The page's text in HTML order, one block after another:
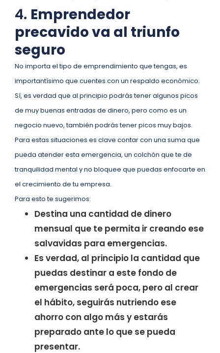
4. Emprendedor
precavido va al triunfo
seguro
No importa el tipo de emprendimiento que tengas, es
importantísimo que cuentes con un respaldo económico.
Sí, es verdad que al principio podrás tener algunos picos
de muy buenas entradas de dinero, pero como es un
negocio nuevo, también podrás tener picos muy bajos.
Para estas situaciones es clave contar con una suma que
pueda atender esta emergencia, un colchón que te de
tranquilidad mental y no bloquee que puedas enfocarte en
el crecimiento de tu empresa.
Para esto te sugerimos:
Destina una cantidad de dinero
mensual que te permita ir creando ese
salvavidas para emergencias.
Es verdad, al principio la cantidad que
puedas destinar a este fondo de
emergencias será poca, pero al crear
el hábito, seguirás nutriendo ese
ahorro con algo más y estarás
preparado ante lo que se pueda
presentar.